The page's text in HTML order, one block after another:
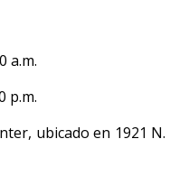
a.m.
p.m.
ubicado en 1921 N.